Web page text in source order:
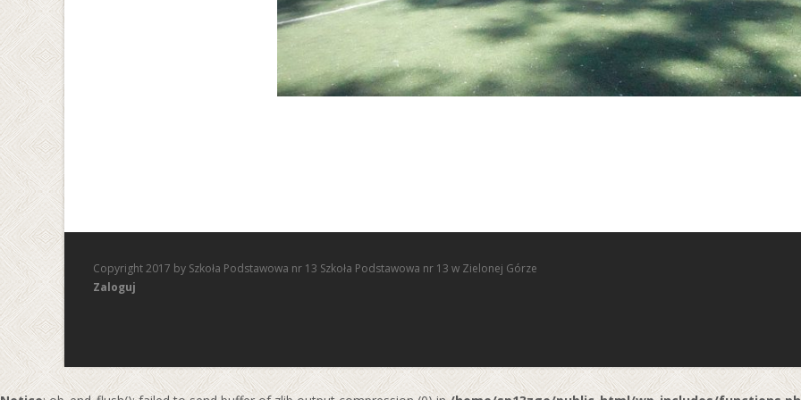
Copyright 2017 by Szkoła Podstawowa nr 13 Szkoła Podstawowa nr 13 w Zielonej Górze
Zaloguj